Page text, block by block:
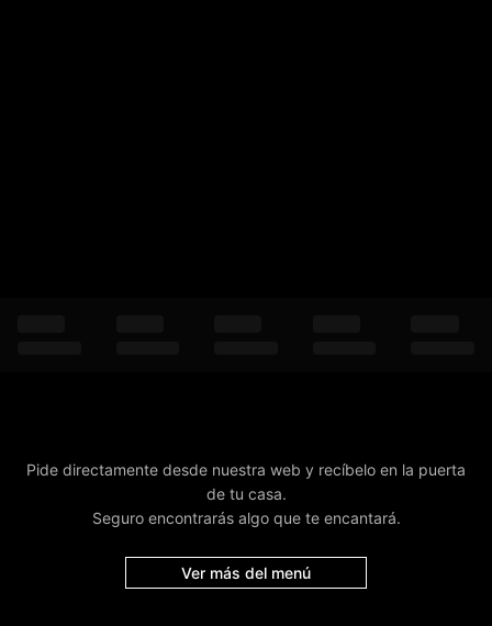
Pide directamente desde nuestra web y recíbelo en la puerta
de tu casa.
Seguro encontrarás algo que te encantará.
Ver más del menú